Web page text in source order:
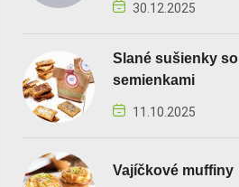
30.12.2025
Slané sušienky so
semienkami
11.10.2025
Vajíčkové muffiny